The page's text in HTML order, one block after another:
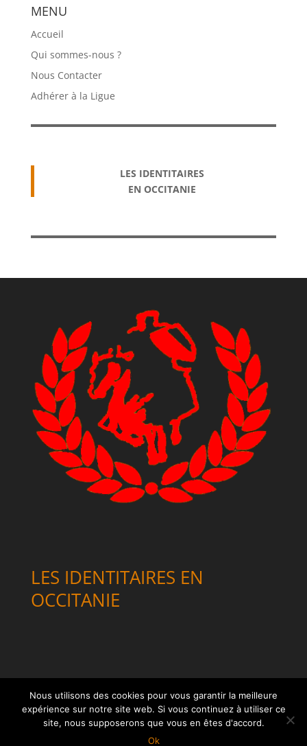
MENU
Accueil
Qui sommes-nous ?
Nous Contacter
Adhérer à la Ligue
LES IDENTITAIRES
EN OCCITANIE
LES IDENTITAIRES EN
OCCITANIE
© 2022 Ligue du Midi - Tous droits réservés.
Mentions Légales
Nous utilisons des cookies pour vous garantir la meilleure
expérience sur notre site web. Si vous continuez à utiliser ce
site, nous supposerons que vous en êtes d'accord.
Ok